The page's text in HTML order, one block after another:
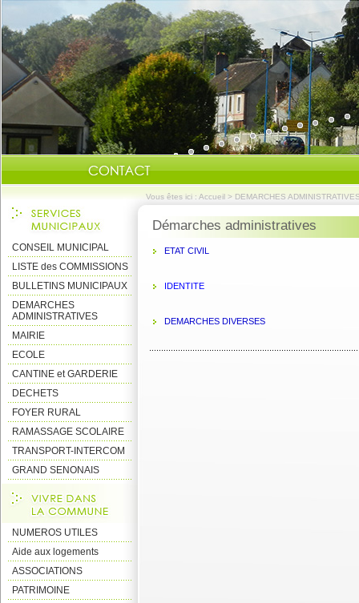
Vous êtes ici : Accueil > DEMARCHES
CONSEIL MUNICIPAL
LISTE des COMMISSIONS
BULLETINS MUNICIPAUX
DEMARCHES
ADMINISTRATIVES
MAIRIE
ECOLE
CANTINE et GARDERIE
DECHETS
FOYER RURAL
RAMASSAGE SCOLAIRE
TRANSPORT-INTERCOM
GRAND SENONAIS
NUMEROS UTILES
Aide aux logements
ASSOCIATIONS
PATRIMOINE
Démarches administratives
ETAT CIVIL
IDENTITE
DEMARCHES DIVERSES